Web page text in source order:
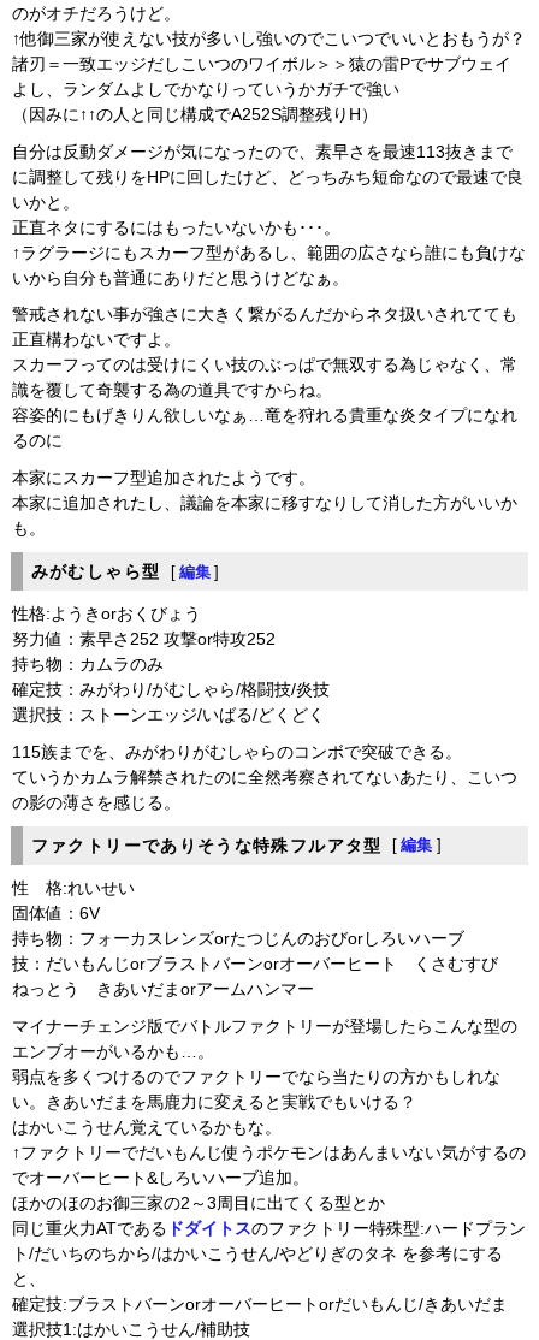
のがオチだろうけど。
↑他御三家が使えない技が多いし強いのでこいつでいいとおもうが？
諸刃＝一致エッジだしこいつのワイボル＞＞猿の雷Pでサブウェイ
よし、ランダムよしでかなりっていうかガチで強い
（因みに↑↑の人と同じ構成でA252S調整残りH）
自分は反動ダメージが気になったので、素早さを最速113抜きまで
に調整して残りをHPに回したけど、どっちみち短命なので最速で良
いかと。
正直ネタにするにはもったいないかも･･･。
↑ラグラージにもスカーフ型があるし、範囲の広さなら誰にも負けな
いから自分も普通にありだと思うけどなぁ。
警戒されない事が強さに大きく繋がるんだからネタ扱いされてても
正直構わないですよ。
スカーフってのは受けにくい技のぶっぱで無双する為じゃなく、常
識を覆して奇襲する為の道具ですからね。
容姿的にもげきりん欲しいなぁ…竜を狩れる貴重な炎タイプになれ
るのに
本家にスカーフ型追加されたようです。
本家に追加されたし、議論を本家に移すなりして消した方がいいか
も。
みがむしゃら型 [ 編集 ]
性格:ようきorおくびょう
努力値：素早さ252 攻撃or特攻252
持ち物：カムラのみ
確定技：みがわり/がむしゃら/格闘技/炎技
選択技：ストーンエッジ/いばる/どくどく
115族までを、みがわりがむしゃらのコンボで突破できる。
ていうかカムラ解禁されたのに全然考察されてないあたり、こいつ
の影の薄さを感じる。
ファクトリーでありそうな特殊フルアタ型 [ 編集 ]
性 格:れいせい
固体値：6V
持ち物：フォーカスレンズorたつじんのおびorしろいハーブ
技：だいもんじorブラストバーンorオーバーヒート くさむすび
ねっとう きあいだまorアームハンマー
マイナーチェンジ版でバトルファクトリーが登場したらこんな型の
エンブオーがいるかも…。
弱点を多くつけるのでファクトリーでなら当たりの方かもしれな
い。きあいだまを馬鹿力に変えると実戦でもいける？
はかいこうせん覚えているかもな。
↑ファクトリーでだいもんじ使うポケモンはあんまいない気がするの
でオーバーヒート&しろいハーブ追加。
ほかのほのお御三家の2～3周目に出てくる型とか
同じ重火力ATである ドダイトスのファクトリー特殊型:ハードプラン
ト/だいちのちから/はかいこうせん/やどりぎのタネ を参考にする
と、
確定技:ブラストバーンorオーバーヒートorだいもんじ/きあいだま
選択技1:はかいこうせん/補助技